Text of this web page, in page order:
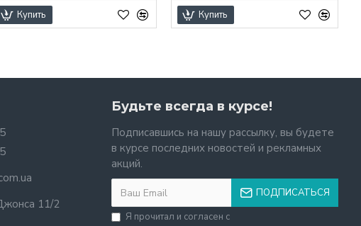
Купить Купить
11/2
Будьте всегда в курсе!
Подписавшись на нашу рассылку, вы будете
в курсе последних новостей и рекламных
акций.
ПОДПИСАТЬСЯ
Я прочитал и согласен с